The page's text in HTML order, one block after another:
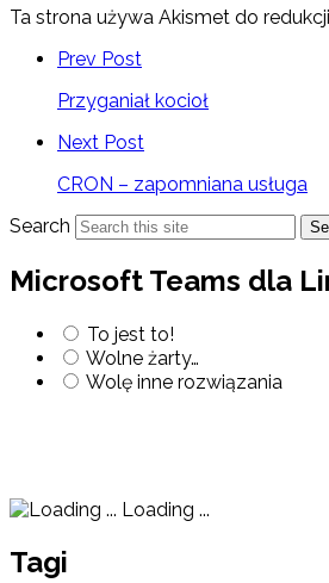
Ta strona używa Akismet do
Prev Post
Przyganiał kocioł
Next Post
CRON – zapomniana usługa
Search
Microsoft Teams dla
To jest to!
Wolne żarty…
Wolę inne rozwiązania
Loading ...
Tagi